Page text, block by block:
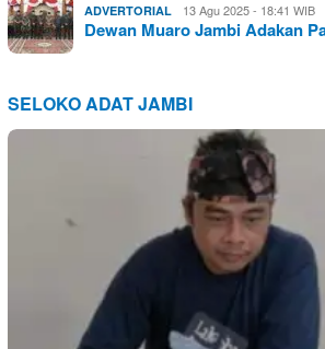
ADVERTORIAL 13 Agu 2025 - 18:41 WIB
Dewan Muaro Jambi Adakan
SELOKO ADAT JAMBI